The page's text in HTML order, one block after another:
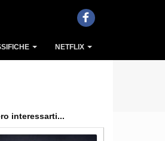
NETFLIX
interessarti...